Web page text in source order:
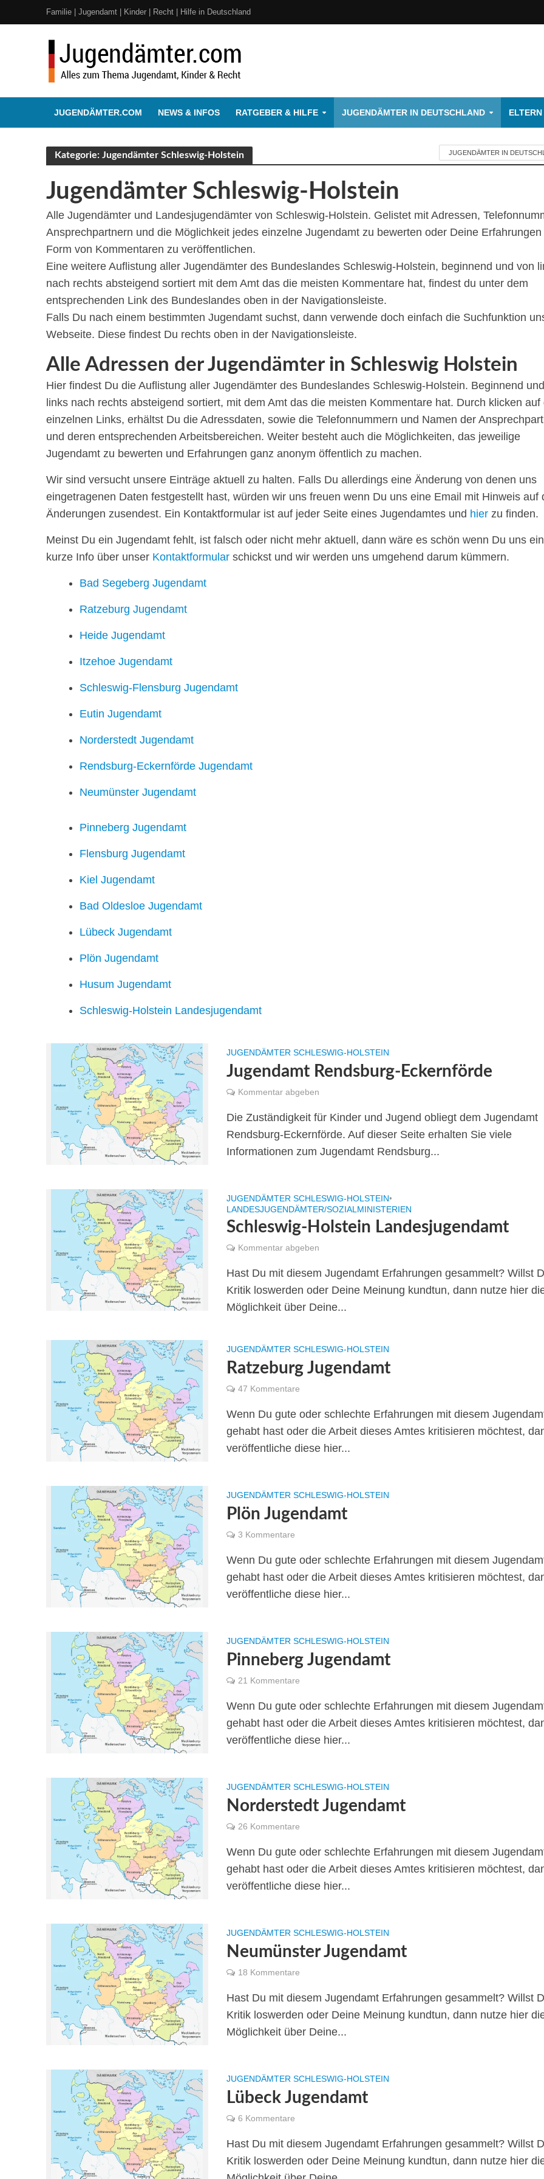
Familie | Jugendamt | Kinder | Recht | Hilfe in Deutschland
JUGENDÄMTER.COM NEWS & INFOS RATGEBER & HILFE JUGENDÄMTER IN DEUTSCHLAND
Kategorie: Jugendämter Schleswig-Holstein JUGENDÄMTER IN
Jugendämter Schleswig-Holstein
Alle Jugendämter und Landesjugendämter von Schleswig-Holstein. Gelistet mit Adressen,
Ansprechpartnern und die Möglichkeit jedes einzelne Jugendamt zu bewerten oder Deine Erfahrungen
Form von Kommentaren zu veröffentlichen.
Eine weitere Auflistung aller Jugendämter des Bundeslandes Schleswig-Holstein, beginnend und von
nach rechts absteigend sortiert mit dem Amt das die meisten Kommentare hat, findest du unter dem
entsprechenden Link des Bundeslandes oben in der Navigationsleiste.
Falls Du nach einem bestimmten Jugendamt suchst, dann verwende doch einfach die Suchfunktion
Webseite. Diese findest Du rechts oben in der Navigationsleiste.
Alle Adressen der Jugendämter in Schleswig Holstein
Hier findest Du die Auflistung aller Jugendämter des Bundeslandes Schleswig-Holstein. Beginnend
links nach rechts absteigend sortiert, mit dem Amt das die meisten Kommentare hat. Durch klicken auf
einzelnen Links, erhältst Du die Adressdaten, sowie die Telefonnummern und Namen der
und deren entsprechenden Arbeitsbereichen. Weiter besteht auch die Möglichkeiten, das jeweilige
Jugendamt zu bewerten und Erfahrungen ganz anonym öffentlich zu machen.
Wir sind versucht unsere Einträge aktuell zu halten. Falls Du allerdings eine Änderung von denen uns
eingetragenen Daten festgestellt hast, würden wir uns freuen wenn Du uns eine Email mit Hinweis auf
Änderungen zusendest. Ein Kontaktformular ist auf jeder Seite eines Jugendamtes und hierzu finden.
Meinst Du ein Jugendamt fehlt, ist falsch oder nicht mehr aktuell, dann wäre es schön wenn Du uns
kurze Info über unser Kontaktformularschickst und wir werden uns umgehend darum kümmern.
Bad Segeberg Jugendamt
Ratzeburg Jugendamt
Heide Jugendamt
Itzehoe Jugendamt
Schleswig-Flensburg Jugendamt
Eutin Jugendamt
Norderstedt Jugendamt
Rendsburg-Eckernförde Jugendamt
Neumünster Jugendamt
Pinneberg Jugendamt
Flensburg Jugendamt
Kiel Jugendamt
Bad Oldesloe Jugendamt
Lübeck Jugendamt
Plön Jugendamt
Husum Jugendamt
Schleswig-Holstein Landesjugendamt
JUGENDÄMTER SCHLESWIG-HOLSTEIN
Jugendamt Rendsburg-Eckernförde
Kommentar abgeben
Die Zuständigkeit für Kinder und Jugend obliegt dem Jugendamt
Rendsburg-Eckernförde. Auf dieser Seite erhalten Sie viele
Informationen zum Jugendamt Rendsburg...
JUGENDÄMTER SCHLESWIG-HOLSTEIN•
LANDESJUGENDÄMTER/SOZIALMINISTERIEN
Schleswig-Holstein Landesjugendamt
Kommentar abgeben
Hast Du mit diesem Jugendamt Erfahrungen gesammelt? Willst
Kritik loswerden oder Deine Meinung kundtun, dann nutze hier
Möglichkeit über Deine...
JUGENDÄMTER SCHLESWIG-HOLSTEIN
Ratzeburg Jugendamt
47 Kommentare
Wenn Du gute oder schlechte Erfahrungen mit diesem
gehabt hast oder die Arbeit dieses Amtes kritisieren möchtest,
veröffentliche diese hier...
JUGENDÄMTER SCHLESWIG-HOLSTEIN
Plön Jugendamt
3 Kommentare
Wenn Du gute oder schlechte Erfahrungen mit diesem
gehabt hast oder die Arbeit dieses Amtes kritisieren möchtest,
veröffentliche diese hier...
JUGENDÄMTER SCHLESWIG-HOLSTEIN
Pinneberg Jugendamt
21 Kommentare
Wenn Du gute oder schlechte Erfahrungen mit diesem
gehabt hast oder die Arbeit dieses Amtes kritisieren möchtest,
veröffentliche diese hier...
JUGENDÄMTER SCHLESWIG-HOLSTEIN
Norderstedt Jugendamt
26 Kommentare
Wenn Du gute oder schlechte Erfahrungen mit diesem
gehabt hast oder die Arbeit dieses Amtes kritisieren möchtest,
veröffentliche diese hier...
JUGENDÄMTER SCHLESWIG-HOLSTEIN
Neumünster Jugendamt
18 Kommentare
Hast Du mit diesem Jugendamt Erfahrungen gesammelt? Willst
Kritik loswerden oder Deine Meinung kundtun, dann nutze hier
Möglichkeit über Deine...
JUGENDÄMTER SCHLESWIG-HOLSTEIN
Lübeck Jugendamt
6 Kommentare
Hast Du mit diesem Jugendamt Erfahrungen gesammelt? Willst
Kritik loswerden oder Deine Meinung kundtun, dann nutze hier